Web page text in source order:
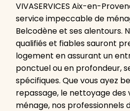
VIVASERVICES Aix-en-
service impeccable de
Belcodène et ses alentours.
qualifiés et fiables sauront
logement en assurant un
ponctuel ou en profondeur,
spécifiques. Que vous ayez
repassage, le nettoyage des
ménage, nos professionnels